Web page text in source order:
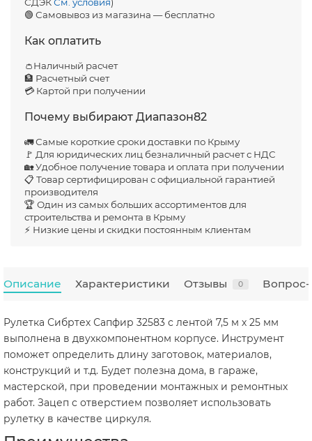
СДЭКСм. условия)
🟢 Самовывоз из магазина — бесплатно
Как оплатить
👛Наличный расчет
🏦 Расчетный счет
💳 Картой при получении
Почему выбирают Диапазон82
🚛 Самые короткие сроки доставки по Крыму
🚩 Для юридических лиц безналичный расчет с НДС
🏡 Удобное получение товара и оплата при получении
📋 Товар сертифицирован с официальной гарантией
производителя
🏆 Один из самых больших ассортиментов для
строительства и ремонта в Крыму
⚡ Низкие цены и скидки постоянным клиентам
Описание Характеристики Отзывы 0 Вопрос-
Рулетка Сибртех Сапфир 32583 с лентой 7,5 м х 25 мм
выполнена в двухкомпонентном корпусе. Инструмент
поможет определить длину заготовок, материалов,
конструкций и т.д. Будет полезна дома, в гараже,
мастерской, при проведении монтажных и ремонтных
работ. Зацеп с отверстием позволяет использовать
рулетку в качестве циркуля.